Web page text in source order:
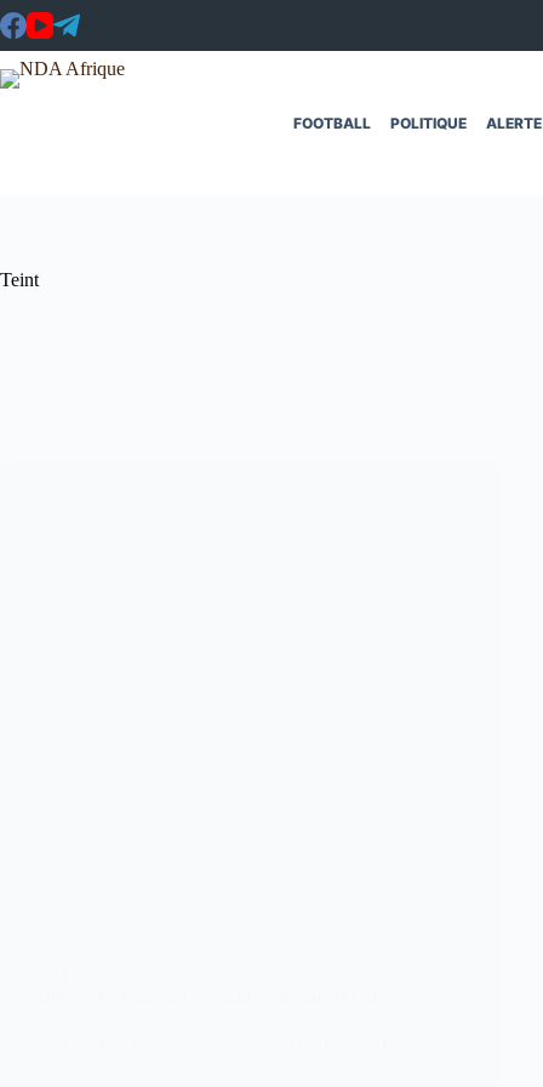
Passer
au
contenu
FOOTBALL POLITIQUE ALERTE
Teint